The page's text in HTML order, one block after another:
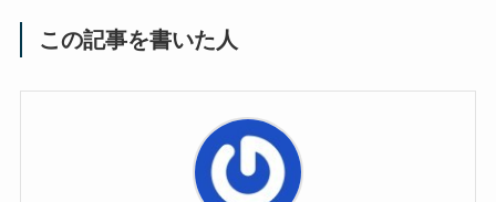
この記事を書いた人